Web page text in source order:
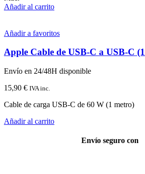
Añadir al carrito
Añadir a favoritos
Apple Cable de USB-C a USB-C
Envío en 24/48H disponible
15,90 € IVA inc.
Cable de carga USB-C de 60 W (1 metro)
Añadir al carrito
Envío seguro con